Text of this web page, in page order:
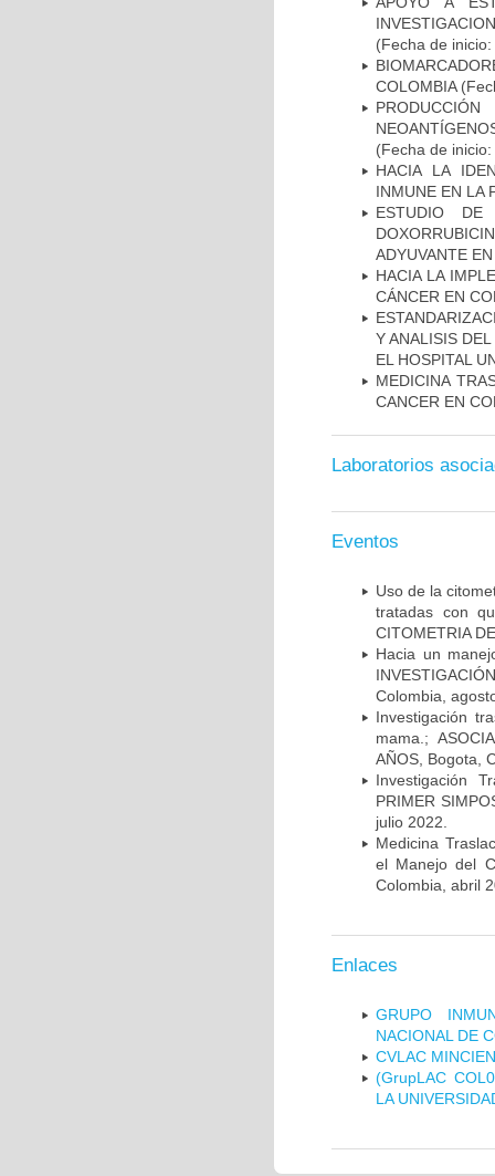
(Fecha de
COLOMBIA
(Fecha de
HACIA LA
INMUNE EN LA
ESTUDIO DE
ADYUVANTE
HACIA LA
CÁNCER EN
Y ANALISIS
EL HOSPITAL
MEDICINA
CANCER EN
Laboratorios
Eventos
Uso de la
tratadas con
CITOMETRIA
Hacia un
Colombia,
Investigación
mama.;
AÑOS, Bogota,
Investigación
PRIMER
julio 2022.
Medicina
el Manejo del
Colombia, abril
Enlaces
GRUPO
NACIONAL DE
CVLAC
(GrupLAC
LA